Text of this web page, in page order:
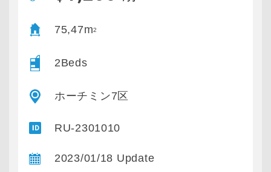
75,47m2
2Beds
ホーチミン7区
RU-2301010
2023/01/18 Update